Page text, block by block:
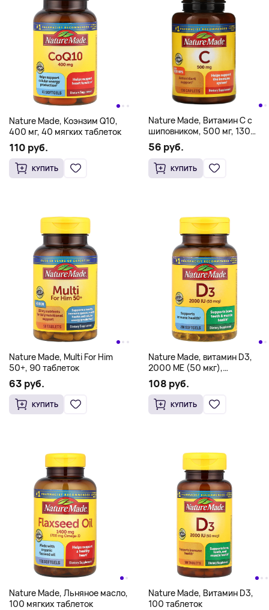
Nature Made, Коэнзим Q10,
400 мг, 40 мягких таблеток
110 руб.
КУПИТЬ
Nature Made, Витамин C с
шиповником, 500 мг, 130
капсул
56 руб.
КУПИТЬ
Nature Made, Multi For Him
50+, 90 таблеток
63 руб.
КУПИТЬ
Nature Made, витамин D3,
2000 МЕ (50 мкг),
250 мягких таблеток
108 руб.
КУПИТЬ
Nature Made, Льняное масло,
100 мягких таблеток
Nature Made, Витамин D3,
100 таблеток